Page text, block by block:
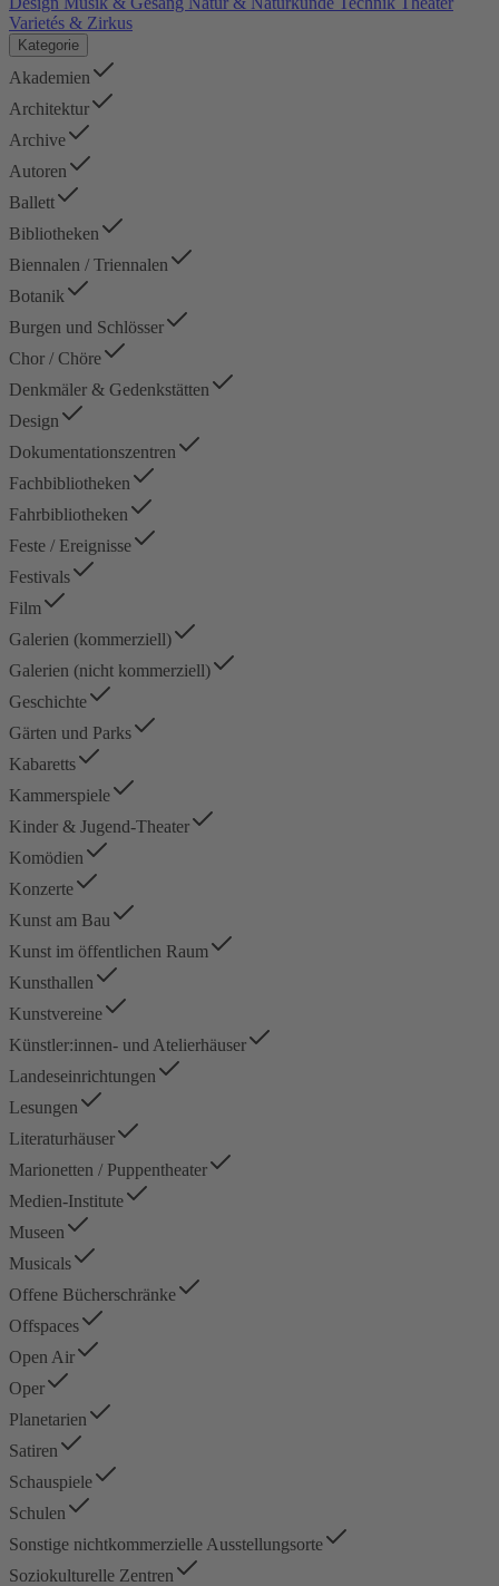
Varietés & Zirkus
Kategorie
Akademien
Architektur
Archive
Autoren
Ballett
Bibliotheken
Biennalen / Triennalen
Botanik
Burgen und Schlösser
Chor / Chöre
Denkmäler & Gedenkstätten
Design
Dokumentationszentren
Fachbibliotheken
Fahrbibliotheken
Feste / Ereignisse
Festivals
Film
Galerien (kommerziell)
Galerien (nicht kommerziell)
Geschichte
Gärten und Parks
Kabaretts
Kammerspiele
Kinder & Jugend-Theater
Komödien
Konzerte
Kunst am Bau
Kunst im öffentlichen Raum
Kunsthallen
Kunstvereine
Künstler:innen- und Atelierhäuser
Landeseinrichtungen
Lesungen
Literaturhäuser
Marionetten / Puppentheater
Medien-Institute
Museen
Musicals
Offene Bücherschränke
Offspaces
Open Air
Oper
Planetarien
Satiren
Schauspiele
Schulen
Sonstige nichtkommerzielle Ausstellungsorte
Soziokulturelle Zentren